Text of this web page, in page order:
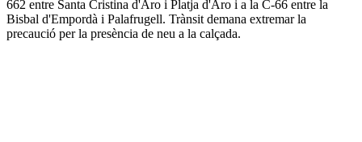
662 entre Santa Cristina d'Aro i Platja d'Aro i a la C-66 entre la
Bisbal d'Empordà i Palafrugell. Trànsit demana extremar la
precaució per la presència de neu a la calçada.